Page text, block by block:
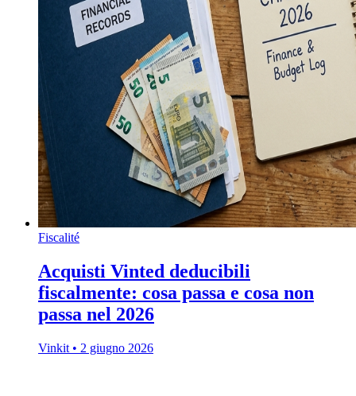
Fiscalité
Acquisti Vinted deducibili
fiscalmente: cosa passa e cosa non
passa nel 2026
Vinkit • 2 giugno 2026